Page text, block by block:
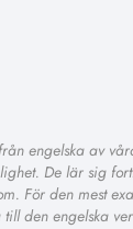
engelska av
De lär sig
För den mest
den engelska